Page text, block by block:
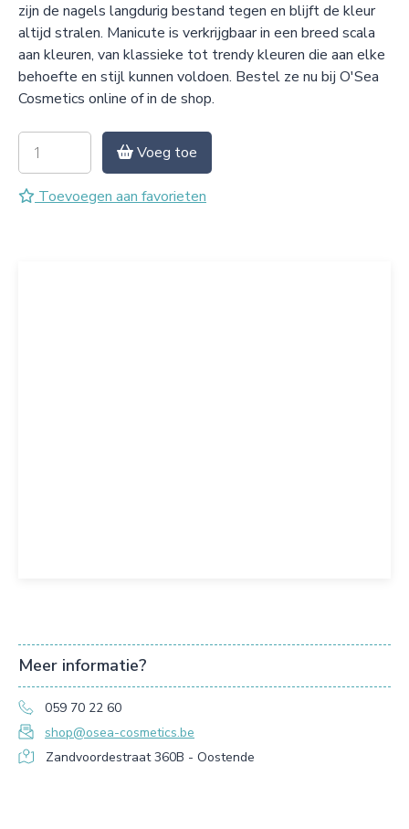
Meer informatie?
059 70 22 60
shop@osea-cosmetics.be
Zandvoordestraat 360B - Oostende
zijn de nagels langdurig bestand tegen en blijft de kleur
altijd stralen. Manicute is verkrijgbaar in een breed scala
aan kleuren, van klassieke tot trendy kleuren die aan elke
behoefte en stijl kunnen voldoen. Bestel ze nu bij O'Sea
Cosmetics online of in de shop.
Voeg toe
Toevoegen aan favorieten